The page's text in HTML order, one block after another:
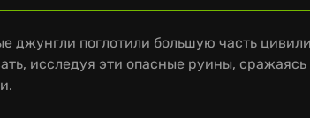
джунгли поглотили большую часть
исследуя эти опасные руины,